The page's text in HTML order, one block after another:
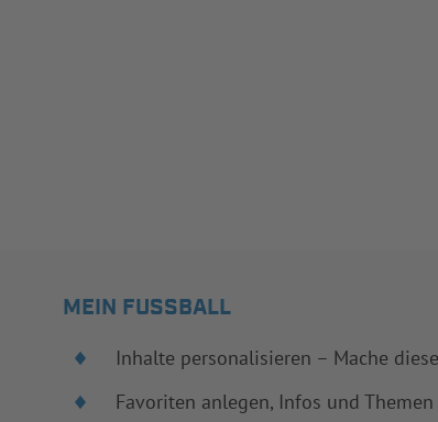
MEIN FUSSBALL
Inhalte personalisieren – Mache
Favoriten anlegen, Infos und